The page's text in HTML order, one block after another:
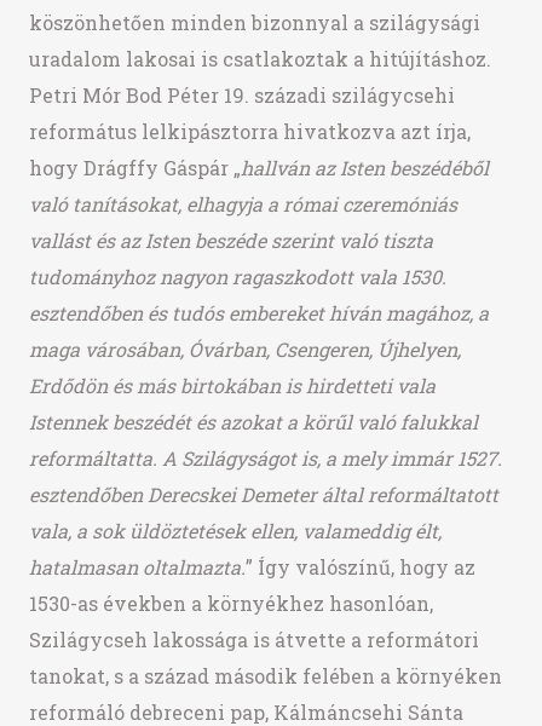
köszönhetően minden bizonnyal a szilágysági
uradalom lakosai is csatlakoztak a hitújításhoz.
Petri Mór Bod Péter 19. századi szilágycsehi
református lelkipásztorra hivatkozva azt írja,
hogy Drágffy Gáspár „hallván az Isten beszédéből
való tanításokat, elhagyja a római czeremóniás
vallást és az Isten beszéde szerint való tiszta
tudományhoz nagyon ragaszkodott vala 1530.
esztendőben és tudós embereket híván magához, a
maga városában, Óvárban, Csengeren, Újhelyen,
Erdődön és más birtokában is hirdetteti vala
Istennek beszédét és azokat a körűl való falukkal
reformáltatta. A Szilágyságot is, a mely immár 1527.
esztendőben Derecskei Demeter által reformáltatott
vala, a sok üldöztetések ellen, valameddig élt,
hatalmasan oltalmazta.” Így valószínű, hogy az
1530-as években a környékhez hasonlóan,
Szilágycseh lakossága is átvette a reformátori
tanokat, s a század második felében a környéken
reformáló debreceni pap, Kálmáncsehi Sánta